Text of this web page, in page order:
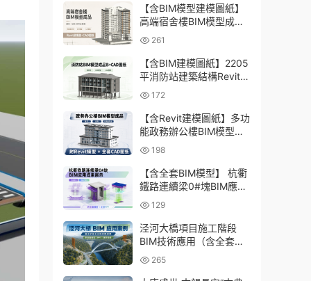
【含BIM模型建模圖紙】
高端宿舍樓BIM模型成
品，包含建築+結構兩大
專業Revit模型及全套建模
CAD圖紙
261
【含BIM建模圖紙】2205
平消防站建築結構Revit模
型成品，包含全套BIM建
模CAD圖紙下載
172
【含Revit建模圖紙】多功
能政務辦公樓BIM模型成
品，包含建築+結構+機電
三大專業Revit模型及配套
建模CAD圖紙
198
【含全套BIM模型】 杭衢
鐵路連續梁0#塊BIM應用
成果｜鋼筋與預應力深化
施工實戰資料
129
泾河大橋項目施工階段
BIM技術應用（含全套
BIM模型、彙報PPT及演
示視頻）
265